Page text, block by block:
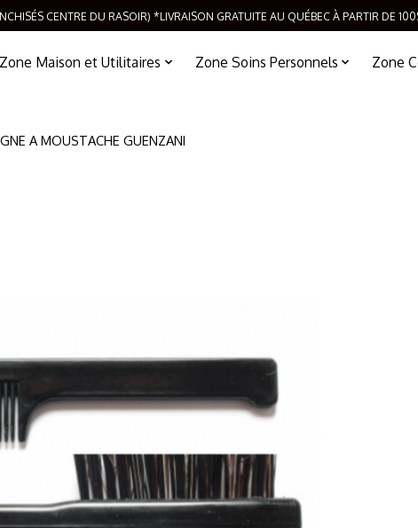
CENTRE DU RASOIR) *LIVRAISON GRATUITE AU QUÉBEC À PARTIR DE
Zone Maison et Utilitaires Zone Soins Personnels Zone
A MOUSTACHE GUENZANI